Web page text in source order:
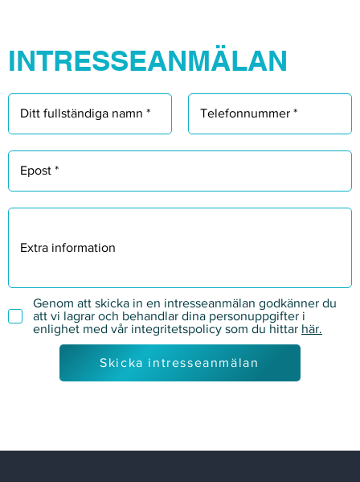
Genom att skicka in en intresseanmälan godkänner du
att vi lagrar och behandlar dina personuppgifter i
enlighet med vår integritetspolicy som du hittar här.
Skicka intresseanmälan
INTRESSEANMÄLAN